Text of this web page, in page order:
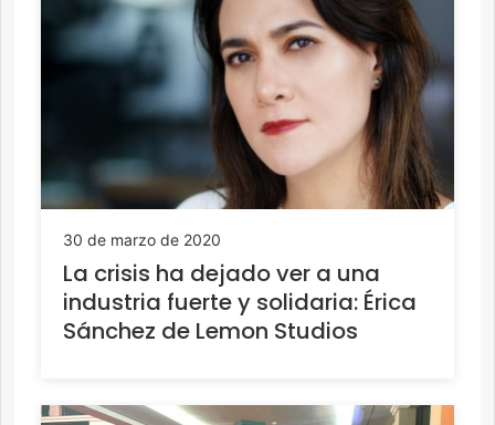
30 de marzo de 2020
La crisis ha dejado ver a una
industria fuerte y solidaria: Érica
Sánchez de Lemon Studios